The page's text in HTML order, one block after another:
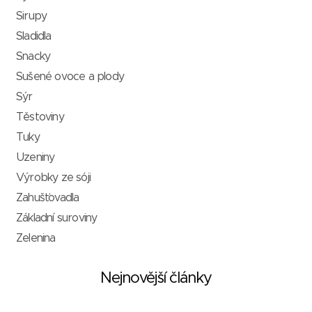
Sirupy
Sladidla
Snacky
Sušené ovoce a plody
Sýr
Těstoviny
Tuky
Uzeniny
Výrobky ze sóji
Zahušťovadla
Základní suroviny
Zelenina
Nejnovější články